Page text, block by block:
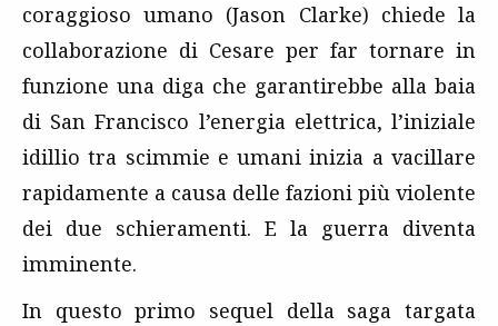
coraggioso umano (Jason Clarke) chiede la
collaborazione di Cesare per far tornare in
funzione una diga che garantirebbe alla baia
di San Francisco l’energia elettrica, l’iniziale
idillio tra scimmie e umani inizia a vacillare
rapidamente a causa delle fazioni più violente
dei due schieramenti. E la guerra diventa
imminente.
In questo primo sequel della saga targata